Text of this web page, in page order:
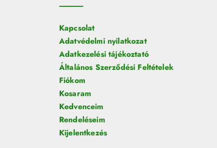
Kapcsolat
Adatvédelmi nyilatkozat
Adatkezelési tájékoztató
Általános Szerződési Feltételek
Fiókom
Kosaram
Kedvenceim
Rendeléseim
Kijelentkezés